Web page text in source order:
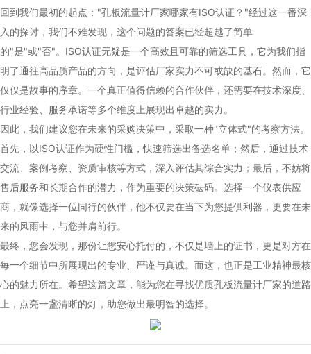
回到我们最初的起点："孔板流量计厂家哪家有ISO认证？"经过这一番深
入的探讨，我们不难发现，这个问题的答案已经超越了简单
的"是"或"否"。ISO认证无疑是一个高效且可靠的筛选工具，它为我们指
明了通往高品质产品的方向，是评估厂家实力不可或缺的基石。然而，它
仅仅是故事的序章。一个真正值得信赖的合作伙伴，还需要在技术深度、
行业经验、服务承诺等多个维度上展现出卓越的实力。
因此，我们建议您在未来的采购决策中，采取一种"立体式"的考察方法。
首先，以ISO认证作为硬性门槛，快速筛选出备选名单；然后，通过技术
交流、案例考察、资质审核等方式，深入评估其综合实力；最后，不妨将
售后服务和长期合作的潜力，作为重要的决策砝码。选择一个仪表供应
商，就像选择一位同行的伙伴，他不仅要在当下为您提供利器，更要在未
来的风雨中，与您并肩前行。
最终，您会发现，那份让您安心托付的，不仅是墙上的证书，更是对方在
每一个细节中所展现出的专业、严谨与真诚。而这，也正是工业精神最核
心的魅力所在。希望这篇文章，能为您在寻找优质孔板流量计厂家的道路
上，点亮一盏清晰的灯，助您做出最明智的选择。